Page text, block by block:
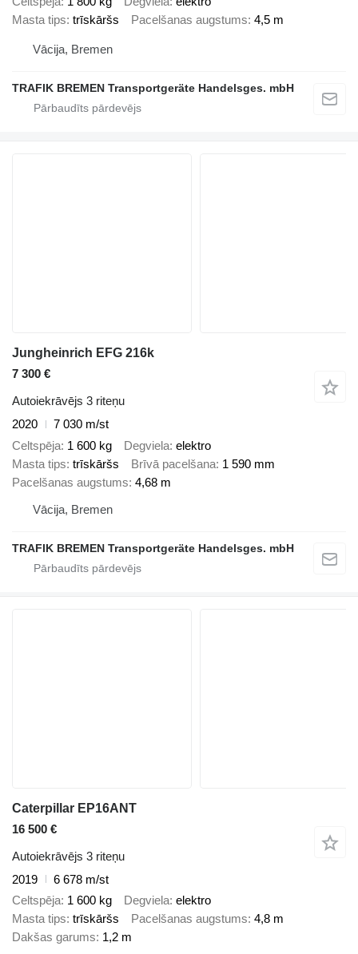
Masta tips trīskāršs Pacelšanas augstums 4,5 m
Vācija, Bremen
TRAFIK BREMEN Transportgeräte Handelsges. mbH
Jungheinrich EFG 216k
7 300 €
Autoiekrāvējs 3 riteņu
2020
7 030 m/st
Celtspēja 1 600 kg Degviela elektro
Masta tips trīskāršs Brīvā pacelšana 1 590 mm
Pacelšanas augstums 4,68 m
Vācija, Bremen
TRAFIK BREMEN Transportgeräte Handelsges. mbH
Caterpillar EP16ANT
16 500 €
Autoiekrāvējs 3 riteņu
2019
6 678 m/st
Celtspēja 1 600 kg Degviela elektro
Masta tips trīskāršs Pacelšanas augstums 4,8 m
Dakšas garums 1,2 m